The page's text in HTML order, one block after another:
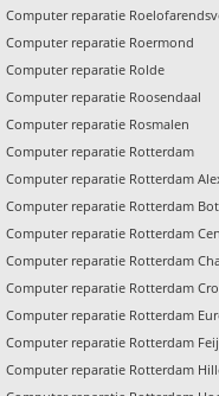
Computer reparatie
Computer reparatie Roermond
Computer reparatie Rolde
Computer reparatie Roosendaal
Computer reparatie Rosmalen
Computer reparatie Rotterdam
Computer reparatie Rotterdam
Computer reparatie Rotterdam
Computer reparatie Rotterdam
Computer reparatie Rotterdam
Computer reparatie Rotterdam
Computer reparatie Rotterdam
Computer reparatie Rotterdam
Computer reparatie Rotterdam